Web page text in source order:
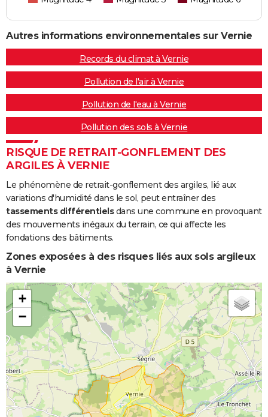
Autres informations environnementales sur Vernie
Records du climat à Vernie
Pollution de l'air à Vernie
Pollution de l'eau à Vernie
Pollution des sols à Vernie
RISQUE DE RETRAIT-GONFLEMENT DES
ARGILES À VERNIE
Le phénomène de retrait-gonflement des argiles, lié aux
variations d'humidité dans le sol, peut entraîner des
tassements différentielsdans une commune en provoquant
des mouvements inégaux du terrain, ce qui affecte les
fondations des bâtiments.
Zones exposées à des risques liés aux sols argileux
à Vernie
+
−